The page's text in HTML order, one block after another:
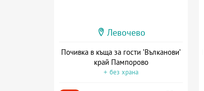
Левочево
Почивка в къща за гости 'Вълканови'
край Пампорово
+ без храна